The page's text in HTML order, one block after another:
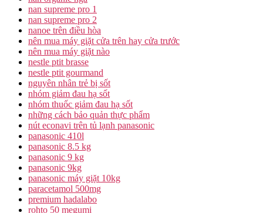
nan supreme pro 1
nan supreme pro 2
nanoe trên điều hòa
nên mua máy giặt cửa trên hay cửa trước
nên mua máy giặt nào
nestle ptit brasse
nestle ptit gourmand
nguyên nhân trẻ bị sốt
nhóm giảm đau hạ sốt
nhóm thuốc giảm đau hạ sốt
những cách bảo quản thực phẩm
nút econavi trên tủ lạnh panasonic
panasonic 410l
panasonic 8.5 kg
panasonic 9 kg
panasonic 9kg
panasonic máy giặt 10kg
paracetamol 500mg
premium hadalabo
rohto 50 megumi